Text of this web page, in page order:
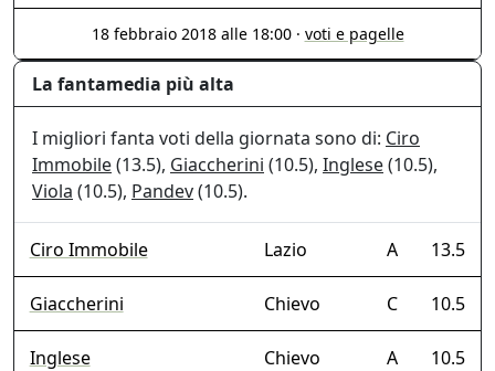
18 febbraio 2018 alle 18:00 · voti e pagelle
La fantamedia più alta
I migliori fanta voti della giornata sono di: Ciro
Immobile(13.5), Giaccherini (10.5), Inglese(10.5),
Viola (10.5), Pandev(10.5).
Ciro Immobile Lazio A 13.5
Giaccherini Chievo C 10.5
Inglese Chievo A 10.5